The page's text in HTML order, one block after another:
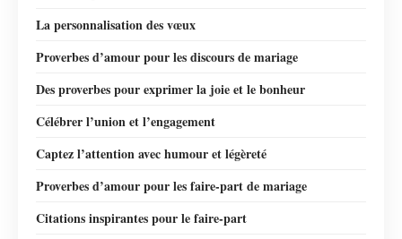
La personnalisation des vœux
Proverbes d’amour pour les discours de mariage
Des proverbes pour exprimer la joie et le bonheur
Célébrer l’union et l’engagement
Captez l’attention avec humour et légèreté
Proverbes d’amour pour les faire-part de mariage
Citations inspirantes pour le faire-part